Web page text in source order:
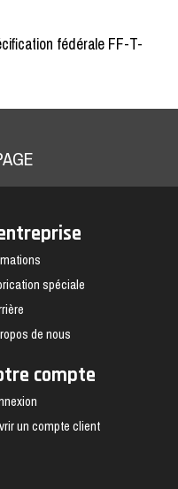
fédérale FF-T-
spéciale
de nous
compte
un compte client